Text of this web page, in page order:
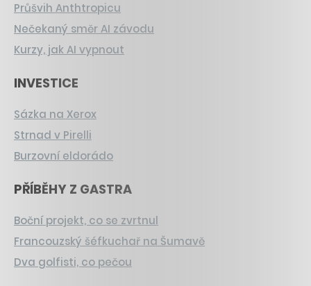
Průšvih Anthtropicu
Nečekaný směr AI závodu
Kurzy, jak AI vypnout
INVESTICE
Sázka na Xerox
Strnad v Pirelli
Burzovní eldorádo
PŘÍBĚHY Z GASTRA
Boční projekt, co se zvrtnul
Francouzský šéfkuchař na Šumavě
Dva golfisti, co pečou